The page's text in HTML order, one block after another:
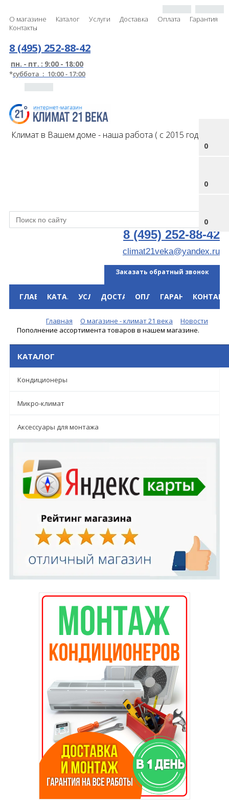
О магазине Каталог Услуги Доставка Оплата
Гарантия
Контакты
0
0
0
8 (495) 252-88-42
пн. - пт. : 9:00 - 18:00
*суббота : 10:00 - 17:00
Климат в Вашем доме - наша работа ( с 2015 года )
8 (495) 252-88-42
climat21veka@yandex.ru
Заказать обратный звонок
ГЛАВНАЯКАТАЛОГУСЛУГИДОСТАВКАОПЛАТАГАРАНТИЯ
Главная О магазине - климат 21 века
Новости
Пополнение ассортимента товаров в нашем магазине.
КАТАЛОГ
Кондиционеры
Микро-климат
Аксессуары для монтажа